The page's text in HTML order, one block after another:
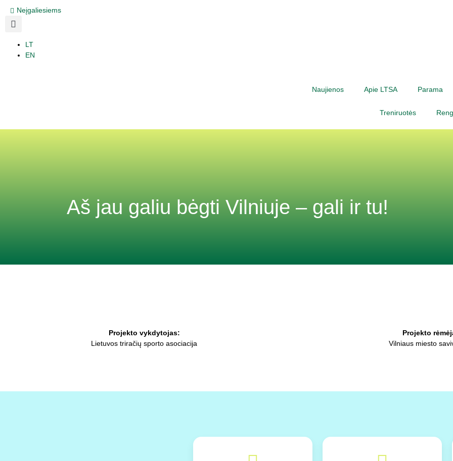
Neįgaliesiems
LT
EN
Naujienos Apie LTSA Parama
Treniruotės
Aš jau galiu bėgti Vilniuje – gali ir tu!
Projekto vykdytojas:
Lietuvos triračių sporto asociacija
Projekto
Vilniaus miesto